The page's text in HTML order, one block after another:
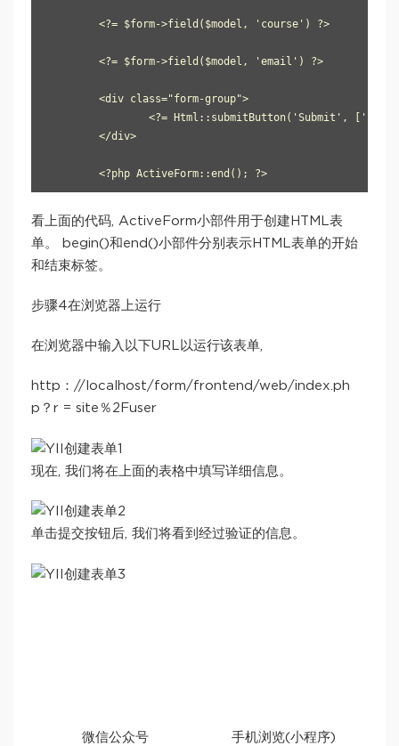
	<?php ActiveForm::end(); ?>
看上面的代码, ActiveForm小部件用于创建HTML表
单。 begin()和end()小部件分别表示HTML表单的开始
和结束标签。
步骤4在浏览器上运行
在浏览器中输入以下URL以运行该表单,
http：//localhost/form/frontend/web/index.ph
p？r = site％2Fuser
现在, 我们将在上面的表格中填写详细信息。
单击提交按钮后, 我们将看到经过验证的信息。
微信公众号 手机浏览(小程序)